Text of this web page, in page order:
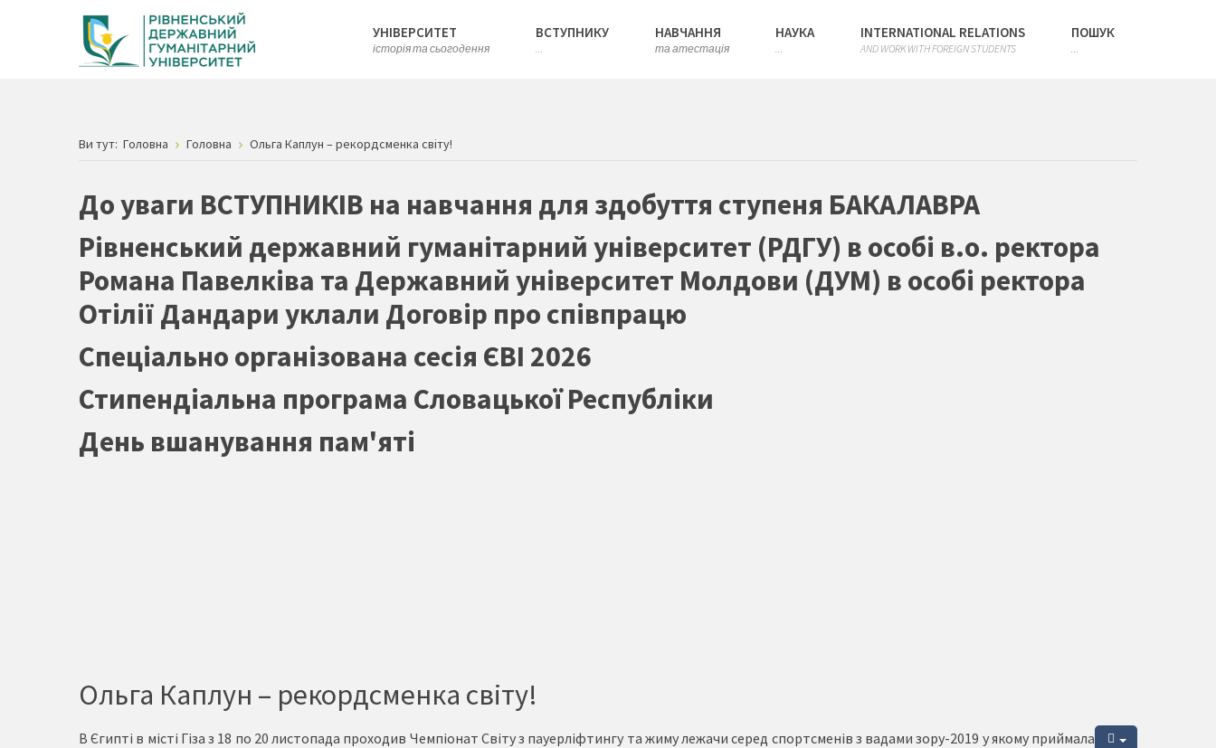
УНІВЕРСИТЕТ
історія та сьогодення
ВСТУПНИКУ НАВЧАННЯ
та атестація
НАУКА INTERNATIONAL RELATIONS
AND WORK WITH FOREIGN STUDENTS
ПОШУК
Ви тут: Головна Головна Ольга Каплун – рекордсменка світу!
До уваги ВСТУПНИКІВ на навчання для здобуття ступеня БАКАЛАВРА
Рівненський державний гуманітарний університет (РДГУ) в особі в.о. ректора
Романа Павелківа та Державний університет Молдови (ДУМ) в особі ректора
Отілії Дандари уклали Договір про співпрацю
Спеціально організована сесія ЄВІ 2026
Стипендіальна програма Словацької Республіки
День вшанування пам'яті
Ольга Каплун – рекордсменка світу!
В Єгипті в місті Гіза з 18 по 20 листопада проходив Чемпіонат Світу з пауерліфтингу та жиму лежачи серед спортсменів з вадами зору-2019 у якому приймала